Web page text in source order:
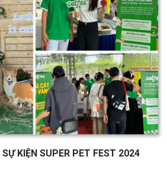
sạch sẽ, thơm tho. Catfee đã cam kết tài
dụng cát gỗ hữu cơ Catfee cho Meow
KIỆN SUPER PET FEST 2024